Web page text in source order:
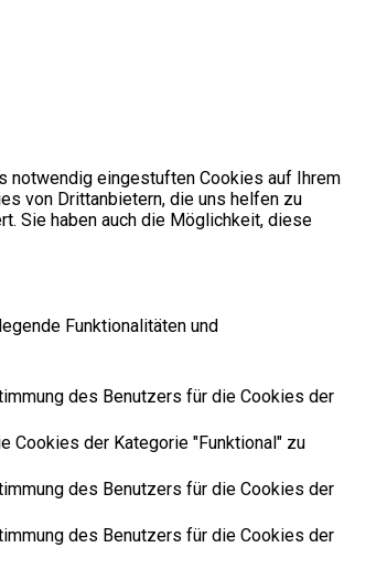
notwendig eingestuften Cookies auf Ihrem
von Drittanbietern, die uns helfen zu
Sie haben auch die Möglichkeit, diese
Funktionalitäten und
des Benutzers für die Cookies der
Cookies der Kategorie "Funktional" zu
des Benutzers für die Cookies der
des Benutzers für die Cookies der